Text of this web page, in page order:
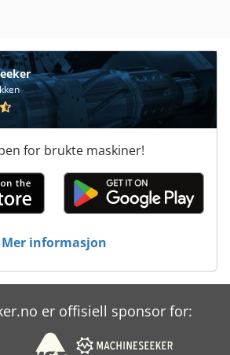
for brukte maskiner!
Mer informasjon
er offisiell sponsor for: